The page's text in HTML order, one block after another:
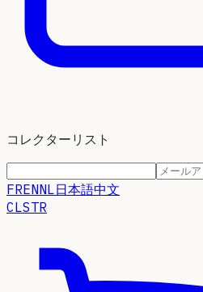
コレクターリスト
FRENNL日本語中文
CLSTR